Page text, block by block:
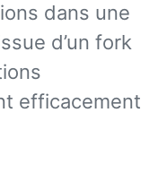
dans une
d’un fork
efficacement